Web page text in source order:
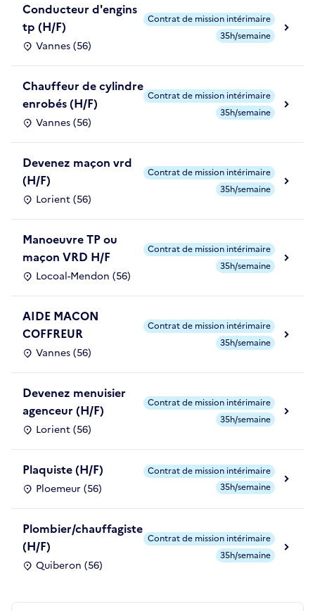
Conducteur d'engins
tp (H/F)
Vannes (56)
Contrat de mission intérimaire
35h/semaine
Chauffeur de cylindre
enrobés (H/F)
Vannes (56)
Contrat de mission intérimaire
35h/semaine
Devenez maçon vrd
(H/F)
Lorient (56)
Contrat de mission intérimaire
35h/semaine
Manoeuvre TP ou
maçon VRD H/F
Locoal-Mendon (56)
Contrat de mission intérimaire
35h/semaine
AIDE MACON
COFFREUR
Vannes (56)
Contrat de mission intérimaire
35h/semaine
Devenez menuisier
agenceur (H/F)
Lorient (56)
Contrat de mission intérimaire
35h/semaine
Plaquiste (H/F)
Ploemeur (56)
Contrat de mission intérimaire
35h/semaine
Plombier/chauffagiste
(H/F)
Quiberon (56)
Contrat de mission intérimaire
35h/semaine